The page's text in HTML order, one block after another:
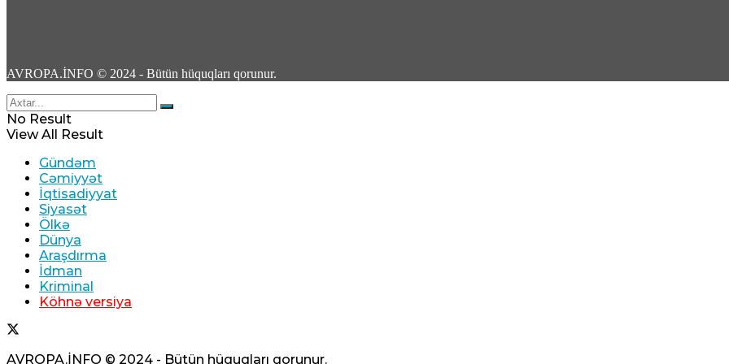
16
Türkiyə, Səudiyyə Ərəbistanı və Pakistan üçtərəfli müdafiə sazişi imzalayacaq
07 Avqust 2026 / 11:06
Tərtər şəhərində ər və arvadın yanaraq öldüyü hadisənin qəsdən törədilməsi bəlli olub-Həbs
07 Avqust 2026 / 10:18
AVROPA.İNFO © 2024 - Bütün hüquqları qorunur.
No Result
View All Result
Gündəm
Cəmiyyət
İqtisadiyyat
Siyasət
Ölkə
Dünya
Araşdırma
İdman
Kriminal
Köhnə versiya
AVROPA.İNFO © 2024 - Bütün hüquqları qorunur.